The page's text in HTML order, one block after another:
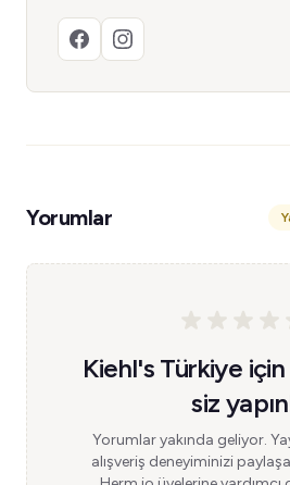
Yorumlar
Kiehl's Türkiye
siz
Yorumlar yakında geliyor.
alışveriş deneyiminizi